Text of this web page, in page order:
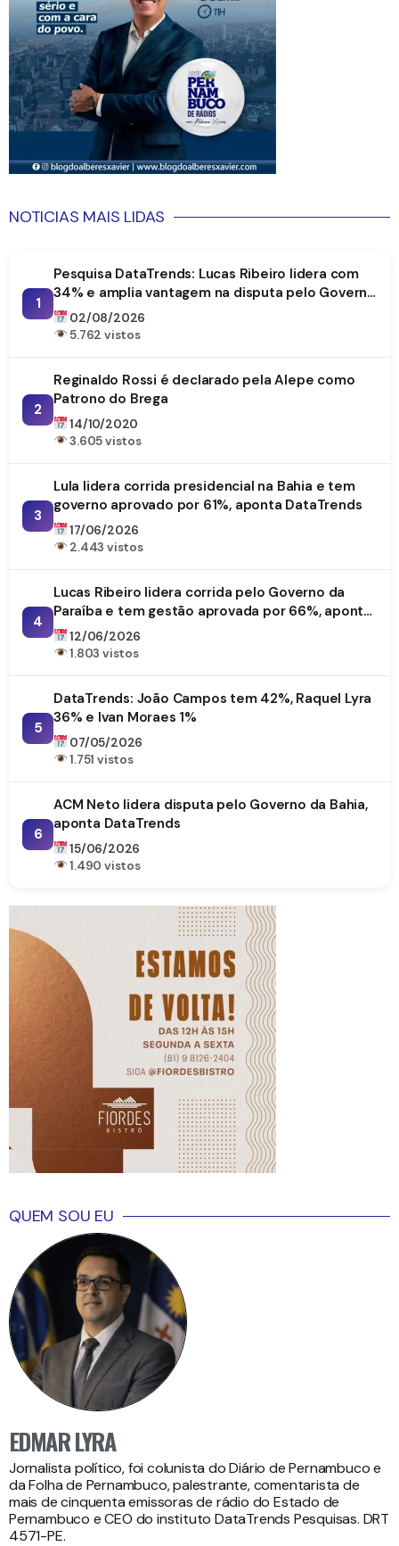
NOTICIAS MAIS LIDAS
1
Pesquisa DataTrends: Lucas Ribeiro lidera com
34% e amplia vantagem na disputa pelo Governo
da Paraíba
02/08/2026
5.762 vistos
2
Reginaldo Rossi é declarado pela Alepe como
Patrono do Brega
14/10/2020
3.605 vistos
3
Lula lidera corrida presidencial na Bahia e tem
governo aprovado por 61%, aponta DataTrends
17/06/2026
2.443 vistos
4
Lucas Ribeiro lidera corrida pelo Governo da
Paraíba e tem gestão aprovada por 66%, aponta
DataTrends
12/06/2026
1.803 vistos
5
DataTrends: João Campos tem 42%, Raquel Lyra
36% e Ivan Moraes 1%
07/05/2026
1.751 vistos
6
ACM Neto lidera disputa pelo Governo da Bahia,
aponta DataTrends
15/06/2026
1.490 vistos
QUEM SOU EU
EDMAR LYRA
Jornalista político, foi colunista do Diário de Pernambuco e
da Folha de Pernambuco, palestrante, comentarista de
mais de cinquenta emissoras de rádio do Estado de
Pernambuco e CEO do instituto DataTrends Pesquisas. DRT
4571-PE.